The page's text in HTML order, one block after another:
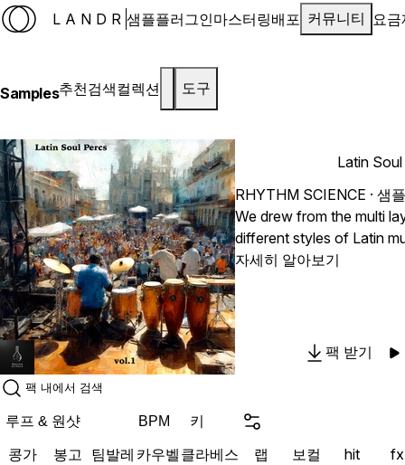
LANDR 샘플플러그인마스터링배포 커뮤니티 요금
Samples추천검색컬렉션 도구
Latin
RHYTHM SCIENCE · 샘
We drew from the multi
different styles of Latin
Bossa, boogaloo, and
rebolo, Surdo,
producer.
자세히 알아보기
팩 받기
루프 & 원샷 BPM 키
콩가 봉고 팀발레 카우벨 클라베스 랩 보컬 hit
fx